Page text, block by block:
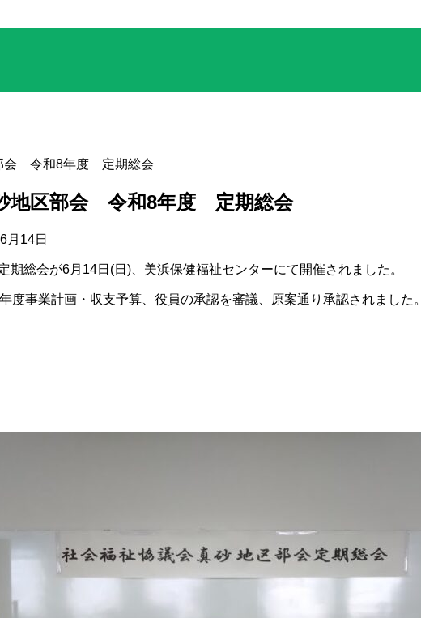
会 令和8年度 定期総会
地区部会 令和8年度 定期総会
月14日
期総会が6月14日(日)、美浜保健福祉センターにて開催されました。
度事業計画・収支予算、役員の承認を審議、原案通り承認されました。